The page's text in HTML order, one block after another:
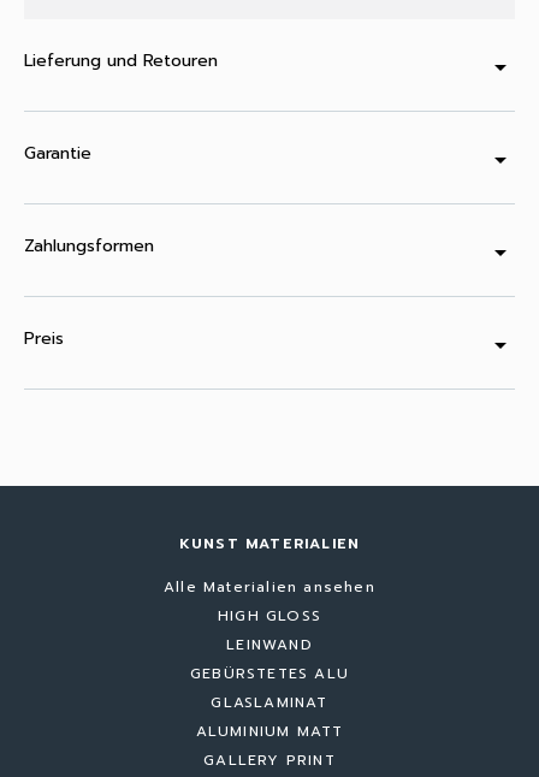
Lieferung und Retouren arrow_drop_down
Garantie arrow_drop_down
Zahlungsformen arrow_drop_down
Preis arrow_drop_down
KUNST MATERIALIEN
Alle Materialien ansehen
HIGH GLOSS
LEINWAND
GEBÜRSTETES ALU
GLASLAMINAT
ALUMINIUM MATT
GALLERY PRINT